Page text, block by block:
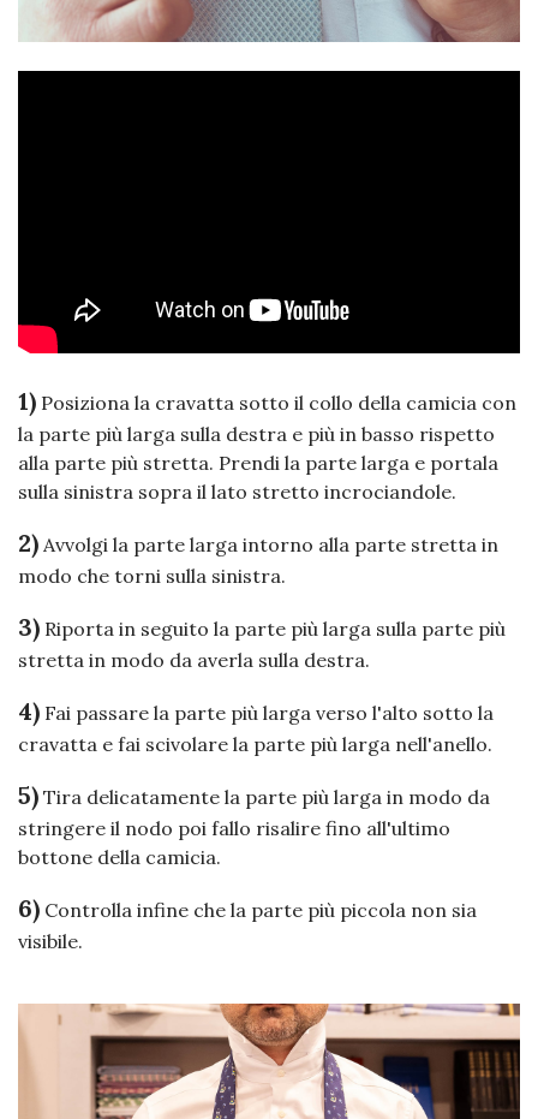
1) Posiziona la cravatta sotto il collo della camicia con
la parte più larga sulla destra e più in basso rispetto
alla parte più stretta. Prendi la parte larga e portala
sulla sinistra sopra il lato stretto incrociandole.
2) Avvolgi la parte larga intorno alla parte stretta in
modo che torni sulla sinistra.
3) Riporta in seguito la parte più larga sulla parte più
stretta in modo da averla sulla destra.
4) Fai passare la parte più larga verso l'alto sotto la
cravatta e fai scivolare la parte più larga nell'anello.
5) Tira delicatamente la parte più larga in modo da
stringere il nodo poi fallo risalire fino all'ultimo
bottone della camicia.
6) Controlla infine che la parte più piccola non sia
visibile.